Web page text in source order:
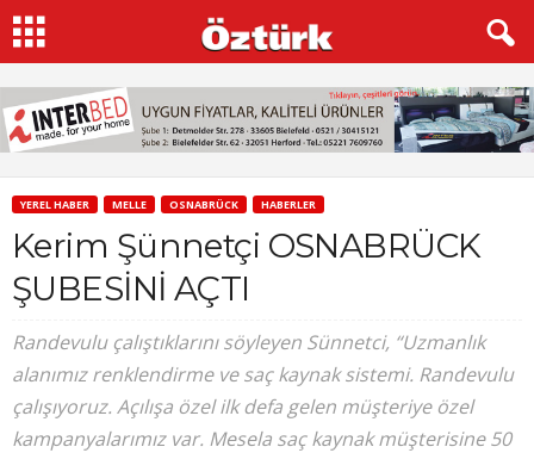
YEREL HABER MELLE OSNABRÜCK HABERLER
Kerim Şünnetçi OSNABRÜCK
ŞUBESİNİ AÇTI
Randevulu çalıştıklarını söyleyen Sünnetci, “Uzmanlık
alanımız renklendirme ve saç kaynak sistemi. Randevulu
çalışıyoruz. Açılışa özel ilk defa gelen müşteriye özel
kampanyalarımız var. Mesela saç kaynak müşterisine 50